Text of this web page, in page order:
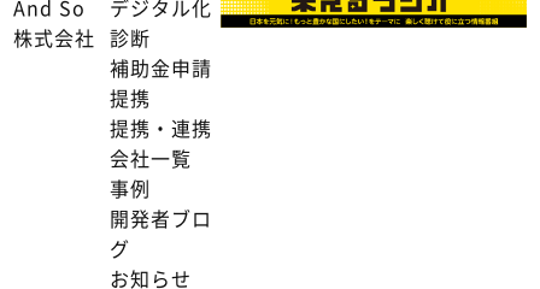
And So
株式会社
デジタル化
診断
補助金申請
提携
提携・連携
会社一覧
事例
開発者ブロ
グ
お知らせ